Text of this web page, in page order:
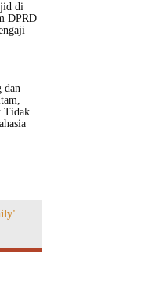
di
DPRD
dan
Tidak